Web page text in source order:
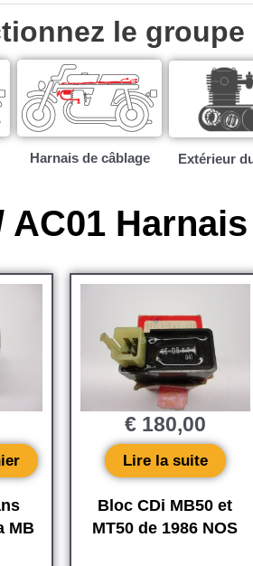
le groupe
Harnais de câblage Extérieur
AC01
MB
Bloc CDi MB50 et
MT50 de 1986 NOS
€180,00
Lire la suite